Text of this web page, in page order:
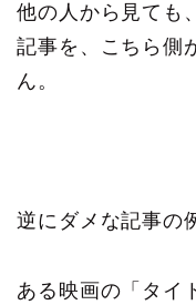
他の人から見ても
記事を、
こちら側
ん。
逆にダメな記事の
ある映画の「タイ